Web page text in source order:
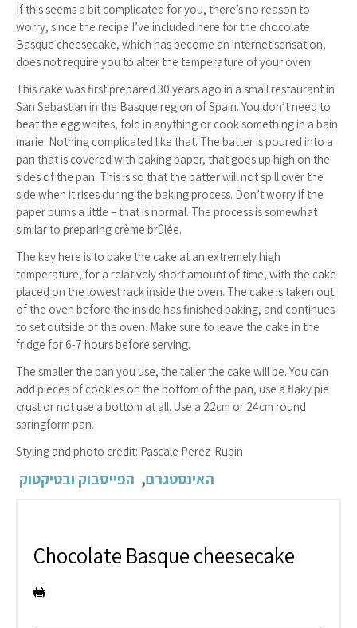
If this seems a bit complicated for you, there’s no reason to
worry, since the recipe I’ve included here for the chocolate
Basque cheesecake, which has become an internet sensation,
does not require you to alter the temperature of your oven.
This cake was first prepared 30 years ago in a small restaurant in
San Sebastian in the Basque region of Spain. You don’t need to
beat the egg whites, fold in anything or cook something in a bain
marie. Nothing complicated like that. The batter is poured into a
pan that is covered with baking paper, that goes up high on the
sides of the pan. This is so that the batter will not spill over the
side when it rises during the baking process. Don’t worry if the
paper burns a little – that is normal. The process is somewhat
similar to preparing crème brûlée.
The key here is to bake the cake at an extremely high
temperature, for a relatively short amount of time, with the cake
placed on the lowest rack inside the oven. The cake is taken out
of the oven before the inside has finished baking, and continues
to set outside of the oven. Make sure to leave the cake in the
fridge for 6-7 hours before serving.
The smaller the pan you use, the taller the cake will be. You can
add pieces of cookies on the bottom of the pan, use a flaky pie
crust or not use a bottom at all. Use a 22cm or 24cm round
springform pan.
Styling and photo credit: Pascale Perez-Rubin
האינסטגרם, הפייסבוק ובטיקטוק
Chocolate Basque cheesecake